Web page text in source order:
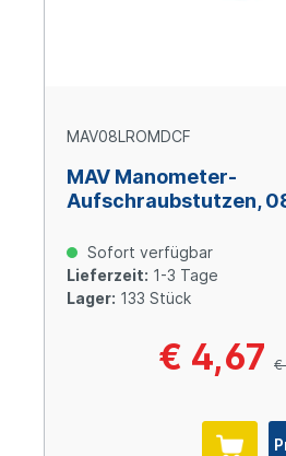
MAV08LROMDCF
MAV Manometer-
Aufschraubstutzen,
Sofort verfügbar
Lieferzeit: 1-3 Tage
Lager: 133 Stück
€ 4,67 €